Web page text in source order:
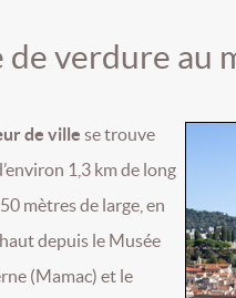
de verdure au
de ville se trouve
1,3 km de long
mètres de large, en
depuis le Musée
(Mamac) et le